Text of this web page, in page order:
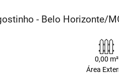
- Belo Horizonte/
0,00 m²
Área